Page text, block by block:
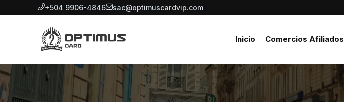
+504 9906-4846 sac@optimuscardvip.com
Inicio Comercios Afiliados